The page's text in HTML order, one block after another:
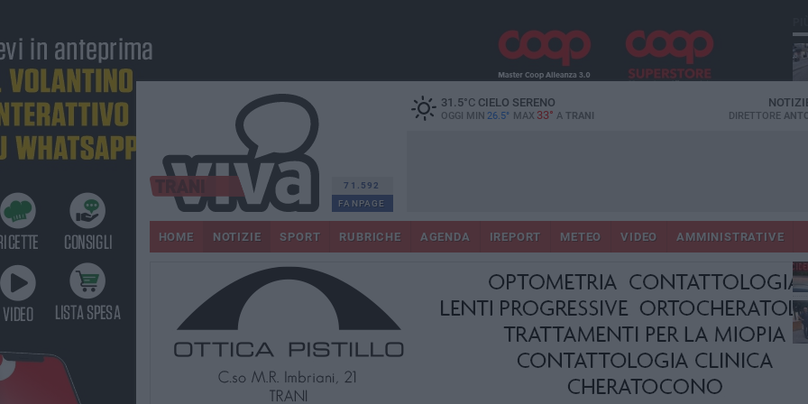
71.592
FANPAGE
31.5°CCIELO SERENO
OGGI MIN 26.5° MAX 33° A TRANI DIRETTORE
HOME NOTIZIE SPORT RUBRICHE AGENDA IREPORT METEO VIDEO AMMINISTRATIVE